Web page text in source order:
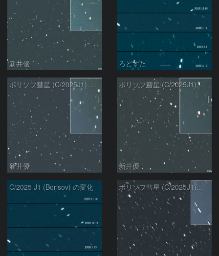
新井優 ろどすた
ボリソフ彗星 (C/2025J1)：2026/03/05
新井優
ボリソフ彗星 (C/2025J1)：2026/02/22
新井優
C/2025 J1 (Borisov) の変化 ボリソフ彗星 (C/2025J1)：2026/01/25